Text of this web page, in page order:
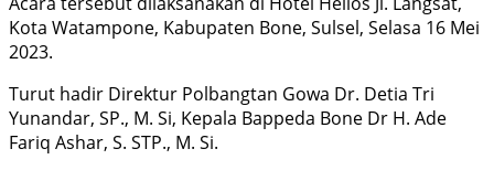
Kota Watampone, Kabupaten Bone, Sulsel, Selasa 16 Mei
2023.
Turut hadir Direktur Polbangtan Gowa Dr. Detia Tri
Yunandar, SP., M. Si, Kepala Bappeda Bone Dr H. Ade
Fariq Ashar, S. STP., M. Si.